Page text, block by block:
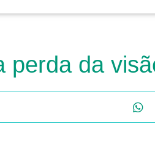
perda da